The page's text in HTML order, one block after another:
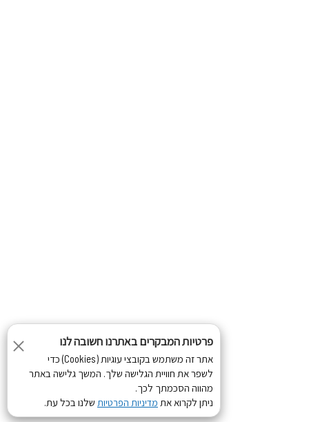
פרטיות המבקרים באתרנו חשובה לנו
אתר זה משתמש בקובצי עוגיות (Cookies) כדי
לשפר את חוויית הגלישה שלך. המשך גלישה באתר
מהווה הסכמתך לכך.
ניתן לקרוא את מדיניות הפרטיות שלנו בכל עת.